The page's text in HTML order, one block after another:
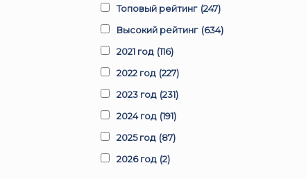
Топовый рейтинг (247)
Высокий рейтинг (634)
2021 год (116)
2022 год (227)
2023 год (231)
2024 год (191)
2025 год (87)
2026 год (2)